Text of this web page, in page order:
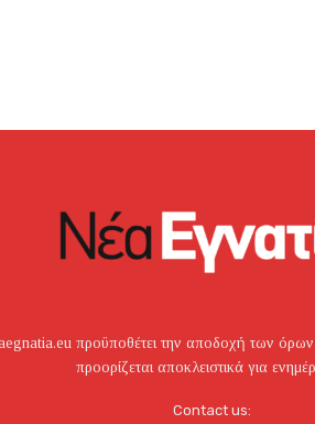
προϋποθέτει την αποδοχή των όρων
προορίζεται αποκλειστικά για
Contact us: